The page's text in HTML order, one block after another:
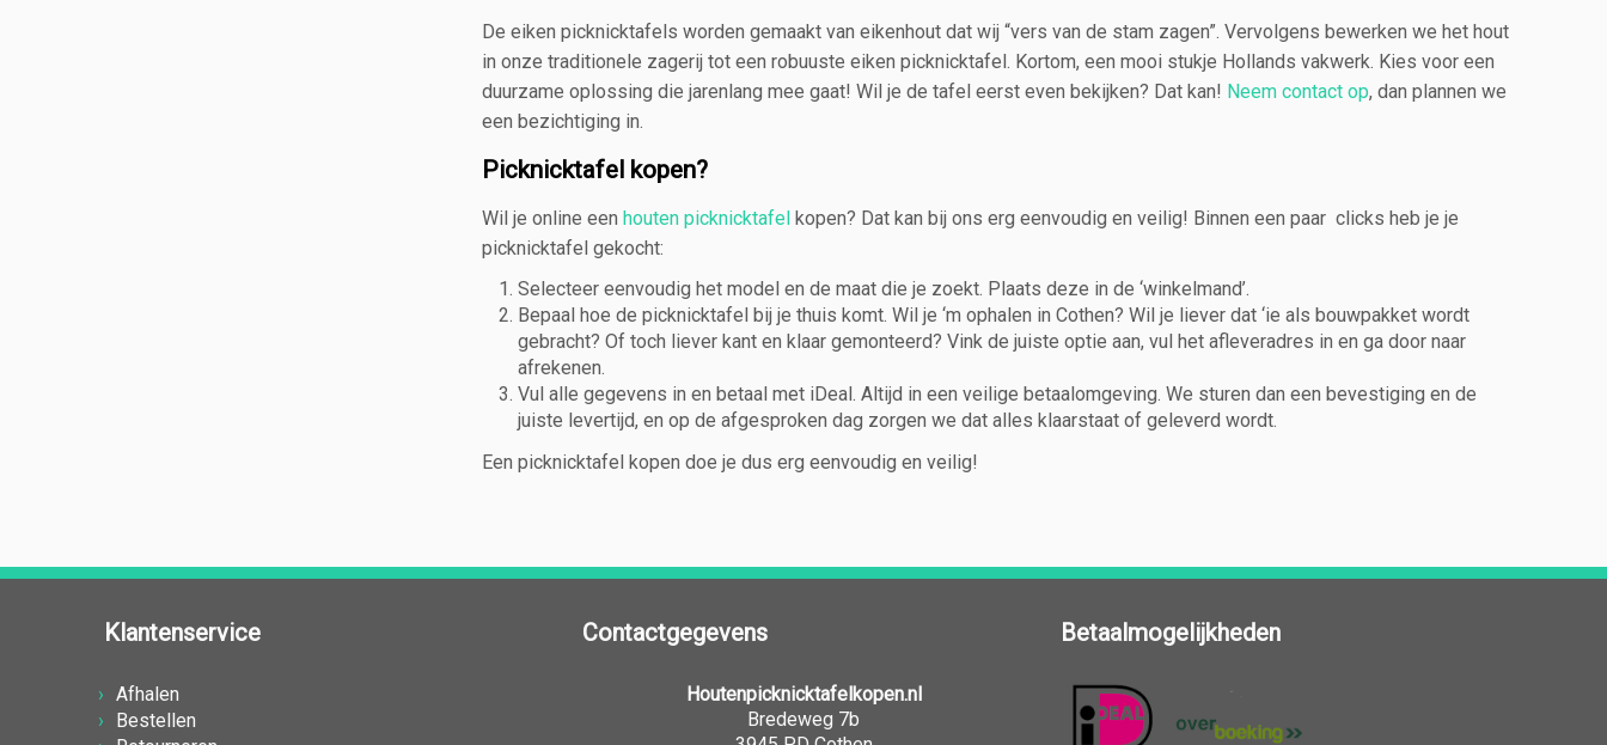
De eiken picknicktafels worden gemaakt van eikenhout dat wij “vers van de stam zagen”. Vervolgens bewerken we het hout
in onze traditionele zagerij tot een robuuste eiken picknicktafel. Kortom, een mooi stukje Hollands vakwerk. Kies voor een
duurzame oplossing die jarenlang mee gaat! Wil je de tafel eerst even bekijken? Dat kan! Neem contact op, dan plannen we
een bezichtiging in.
Picknicktafel kopen?
Wil je online een houten picknicktafel kopen? Dat kan bij ons erg eenvoudig en veilig! Binnen een paar clicks heb je je
picknicktafel gekocht:
Selecteer eenvoudig het model en de maat die je zoekt. Plaats deze in de ‘winkelmand’.
Bepaal hoe de picknicktafel bij je thuis komt. Wil je ‘m ophalen in Cothen? Wil je liever dat ‘ie als bouwpakket wordt
gebracht? Of toch liever kant en klaar gemonteerd? Vink de juiste optie aan, vul het afleveradres in en ga door naar
afrekenen.
Vul alle gegevens in en betaal met iDeal. Altijd in een veilige betaalomgeving. We sturen dan een bevestiging en de
juiste levertijd, en op de afgesproken dag zorgen we dat alles klaarstaat of geleverd wordt.
Een picknicktafel kopen doe je dus erg eenvoudig en veilig!
Klantenservice
Afhalen
Bestellen
Contactgegevens
Houtenpicknicktafelkopen.nl
Bredeweg 7b
Betaalmogelijkheden